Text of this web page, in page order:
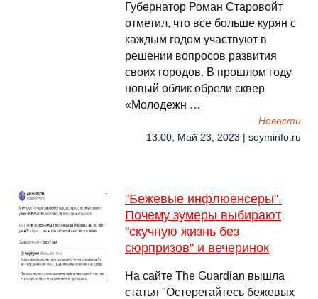
Губернатор Роман Старовойт
отметил, что все больше курян с
каждым годом участвуют в
решении вопросов развития
своих городов. В прошлом году
новый облик обрели сквер
«Молодежн …
Новости
13:00, Май 23, 2023 | seyminfo.ru
"Бежевые инфлюенсеры".
Почему зумеры выбирают
"скучную жизнь без
сюрпризов" и вечеринок
На сайте The Guardian вышла
статья "Остерегайтесь бежевых